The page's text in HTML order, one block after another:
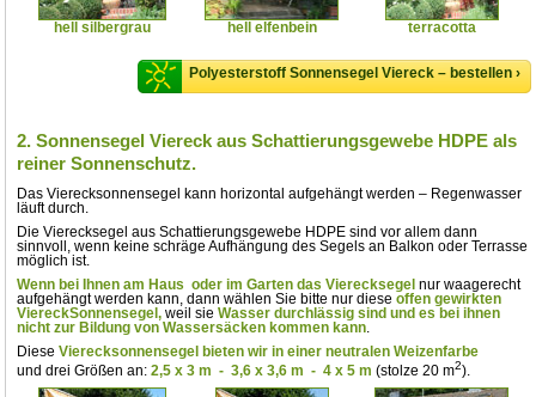
hell silbergrau hell elfenbein terracotta
Polyesterstoff Sonnensegel Viereck – bestellen ›
2. Sonnensegel Viereck aus Schattierungsgewebe HDPE als
reiner Sonnenschutz.
Das Vierecksonnensegel kann horizontal aufgehängt werden – Regenwasser
läuft durch.
Die Vierecksegel aus Schattierungsgewebe HDPE sind vor allem dann
sinnvoll, wenn keine schräge Aufhängung des Segels an Balkon oder Terrasse
möglich ist.
Wenn bei Ihnen am Haus oder im Garten das Vierecksegelnur waagerecht
aufgehängt werden kann, dann wählen Sie bitte nur dieseoffen gewirkten
ViereckSonnensegel, weil sieWasser durchlässig sind und es bei ihnen
nicht zur Bildung von Wassersäcken kommen kann.
DieseVierecksonnensegel bieten wir in einer neutralen Weizenfarbe
und drei Größen an: 2,5 x 3 m - 3,6 x 3,6 m - 4 x 5 m (stolze 20 m2).